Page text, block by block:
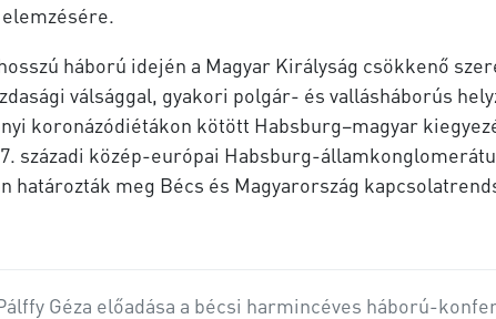
háború idején a Magyar Királyság csökkenő
válsággal, gyakori polgár- és vallásháborús
koronázódiétákon kötött Habsburg–magyar
századi közép-európai Habsburg-
határozták meg Bécs és Magyarország
Géza előadása a bécsi harmincéves háború-